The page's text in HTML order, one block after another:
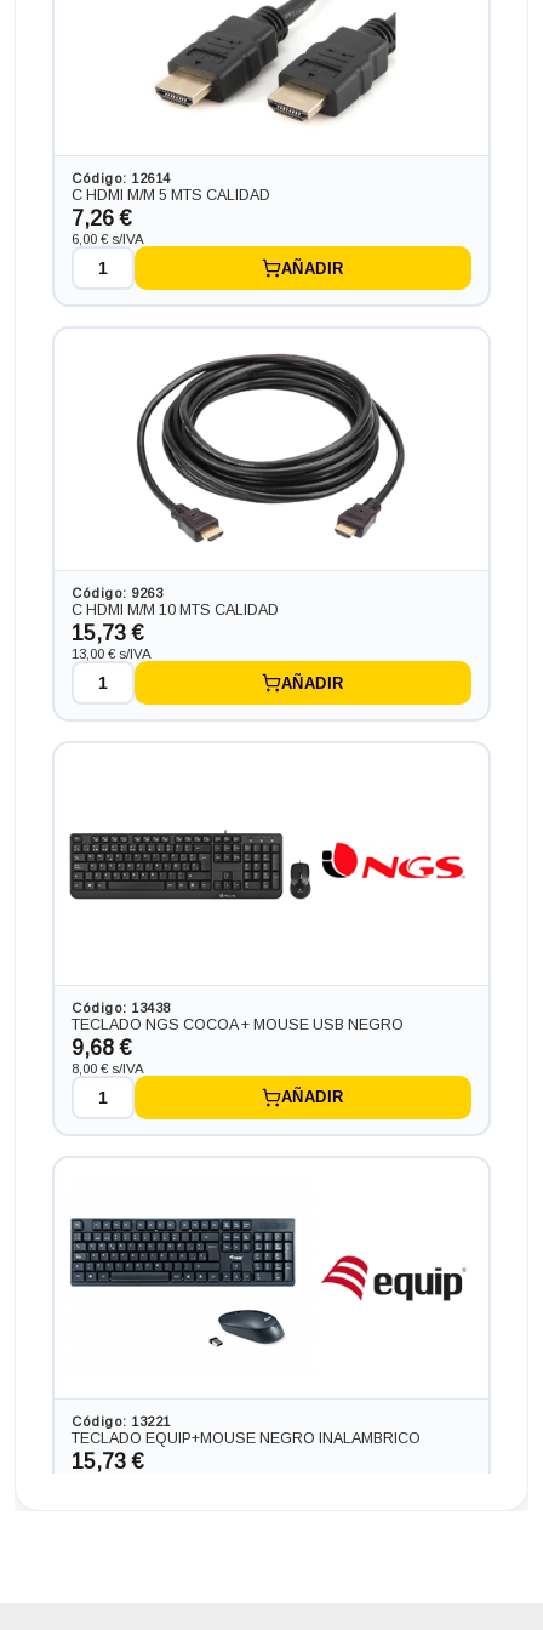
Ordenador HP Z2 G4 WORKSTATION en formato TORRE,
procesador CORE I7-8700 4.6 GHZ (8ª Generación),
memoria DDR4, Salidas gráficas: HDMI+DP
344,85 €
Ordenador HP PC HP SLIM ¡7 GEN 8 en formato SFF,
Generación), memoria DDR4, Salidas gráficas: HDMI+DP
388,41 €
+71,39€ más caro
Código: 12614
C HDMI M/M 5 MTS CALIDAD
7,26 €
6,00 € s/IVA
AÑADIR
Código: 9263
C HDMI M/M 10 MTS CALIDAD
15,73 €
13,00 € s/IVA
AÑADIR
Código: 13438
TECLADO NGS COCOA + MOUSE USB NEGRO
9,68 €
8,00 € s/IVA
AÑADIR
Código: 13221
TECLADO EQUIP+MOUSE NEGRO INALAMBRICO
15,73 €